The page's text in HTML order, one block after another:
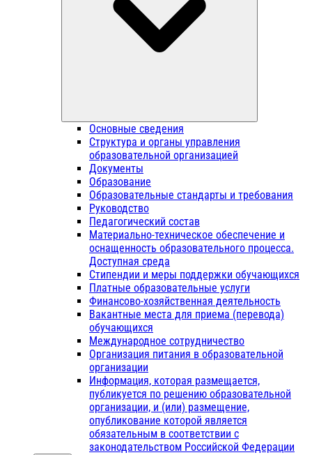
Основные сведения
Структура и органы управления
образовательной организацией
Документы
Образование
Образовательные стандарты и требования
Руководство
Педагогический состав
Материально-техническое обеспечение и
оснащенность образовательного процесса.
Доступная среда
Стипендии и меры поддержки обучающихся
Платные образовательные услуги
Финансово-хозяйственная деятельность
Вакантные места для приема (перевода)
обучающихся
Международное сотрудничество
Организация питания в образовательной
организации
Информация, которая размещается,
публикуется по решению образовательной
организации, и (или) размещение,
опубликование которой является
обязательным в соответствии с
законодательством Российской Федерации